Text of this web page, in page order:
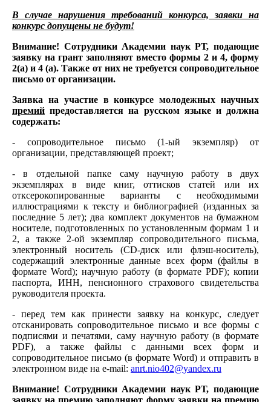
В случае нарушения требований конкурса, заявки на
конкурс допущены не будут!
Внимание! Сотрудники Академии наук РТ, подающие
заявку на грант заполняют вместо формы 2 и 4, форму
2(а) и 4 (а). Также от них не требуется сопроводительное
письмо от организации.
Заявка на участие в конкурсе молодежных научных
премий предоставляется на русском языке и должна
содержать:
- сопроводительное письмо (1-ый экземпляр) от
организации, представляющей проект;
- в отдельной папке саму научную работу в двух
экземплярах в виде книг, оттисков статей или их
отксерокопированные варианты с необходимыми
иллюстрациями к тексту и библиографией (изданных за
последние 5 лет); два комплект документов на бумажном
носителе, подготовленных по установленным формам 1 и
2, а также 2-ой экземпляр сопроводительного письма,
электронный носитель (СD-диск или флэш-носитель),
содержащий электронные данные всех форм (файлы в
формате Word); научную работу (в формате PDF); копии
паспорта, ИНН, пенсионного страхового свидетельства
руководителя проекта.
- перед тем как принести заявку на конкурс, следует
отсканировать сопроводительное письмо и все формы с
подписями и печатями, саму научную работу (в формате
PDF), а также файлы с данными всех форм и
сопроводительное письмо (в формате Word) и отправить в
электронном виде на e-mail: anrt.nio402@yandex.ru
Внимание! Сотрудники Академии наук РТ, подающие
заявку на премию заполняют форму заявки на премию